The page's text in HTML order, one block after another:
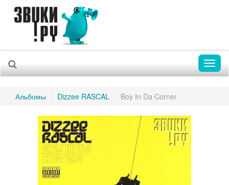
Альбомы Dizzee RASCAL Boy In Da Corner